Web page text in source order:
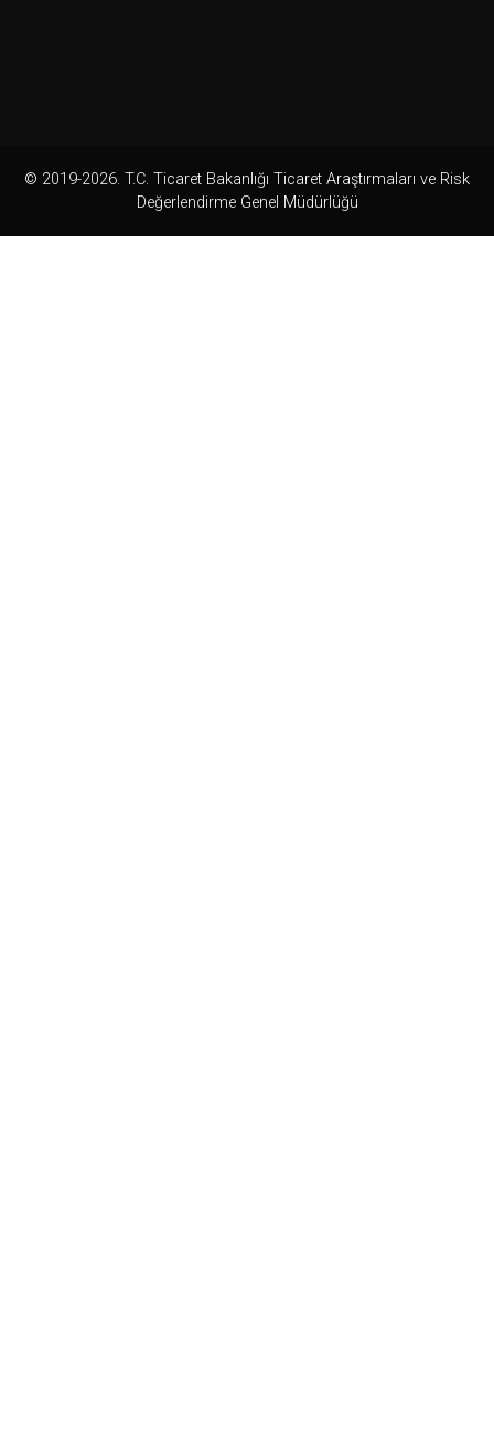
© 2019-2026. T.C. Ticaret Bakanlığı Ticaret Araştırmaları ve Risk
Değerlendirme Genel Müdürlüğü